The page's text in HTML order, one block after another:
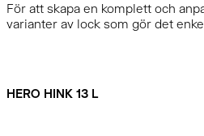
För att skapa en komplett och
varianter av lock som gör det
HERO HINK 13 L